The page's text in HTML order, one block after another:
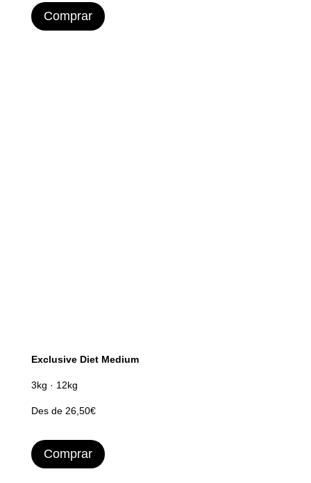
Comprar
Exclusive Diet Medium
3kg · 12kg
Des de 26,50€
Comprar